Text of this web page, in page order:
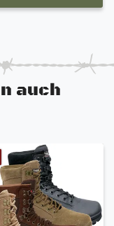
auch